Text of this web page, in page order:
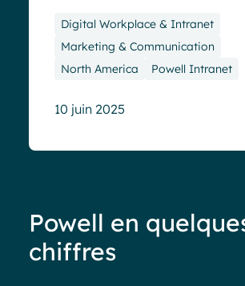
Digital Workplace & Intranet
Marketing & Communication
North America
Powell Intranet
10 juin 2025
Powell en
chiffres